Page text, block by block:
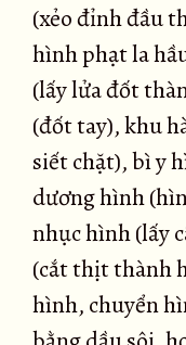
(xẻo đỉnh đầu
hình phạt la
(lấy lửa đốt
(đốt tay), khu
siết chặt), bì y
dương hình
nhục hình (lấy
(cắt thịt thành
hình, chuyển